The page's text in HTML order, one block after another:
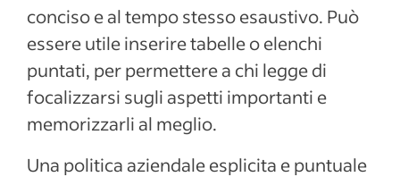
conciso e al tempo stesso esaustivo. Può
essere utile inserire tabelle o elenchi
puntati, per permettere a chi legge di
focalizzarsi sugli aspetti importanti e
memorizzarli al meglio.
Una politica aziendale esplicita e puntuale